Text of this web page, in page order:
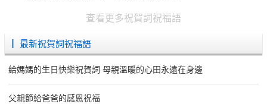
查看更多祝賀詞祝福語
┃ 最新祝賀詞祝福語
給媽媽的生日快樂祝賀詞 母親溫暖的心田永遠在身邊
父親節給爸爸的感恩祝福